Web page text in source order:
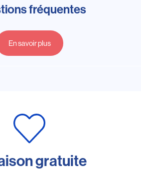
fréquentes
En savoir plus
gratuite